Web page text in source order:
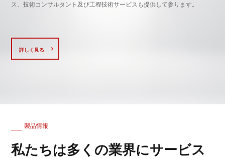
ス、技術コンサルタント及び工程技術サービスも提供して参ります。
詳しく見る
製品情報
私たちは多くの業界にサービス